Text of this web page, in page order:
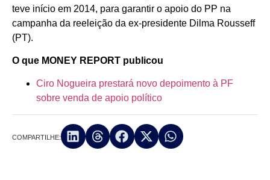
teve início em 2014, para garantir o apoio do PP na
campanha da reeleição da ex-presidente Dilma Rousseff
(PT).
O que MONEY REPORT publicou
Ciro Nogueira prestará novo depoimento à PF
sobre venda de apoio político
COMPARTILHE: